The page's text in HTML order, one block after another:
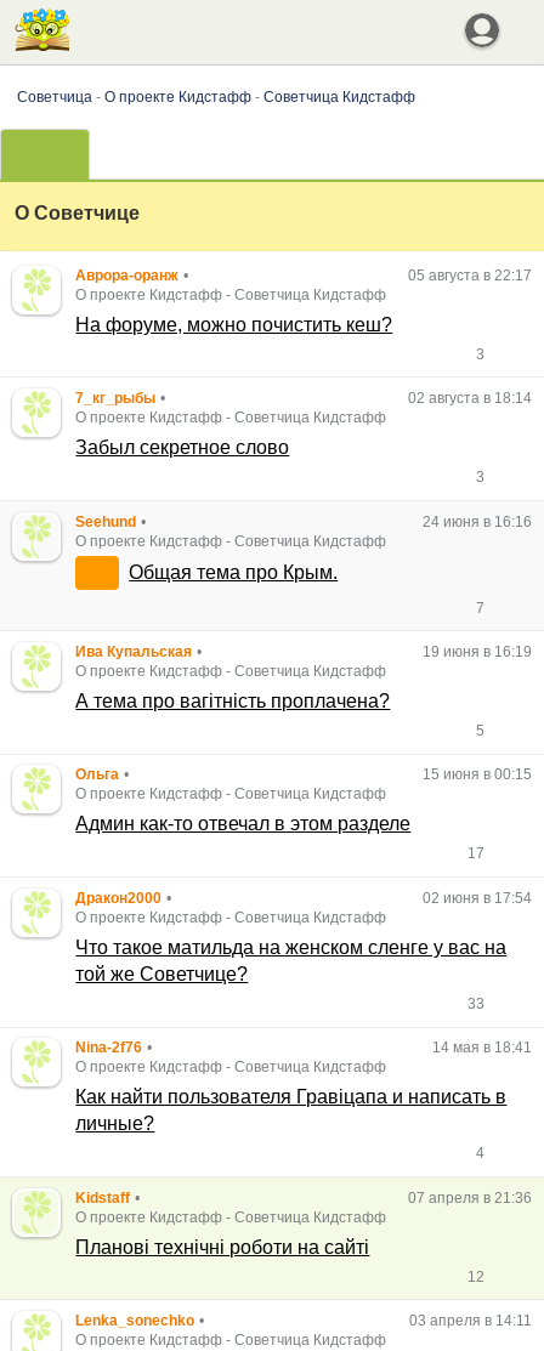
Советчица- О проекте Кидстафф- Советчица Кидстафф
О Советчице
Аврора-оранж •
05 августа в 22:17
О проекте Кидстафф -Советчица Кидстафф
На форуме, можно почистить кеш?
3
7_кг_рыбы •
02 августа в 18:14
О проекте Кидстафф -Советчица Кидстафф
Забыл секретное слово
3
Seehund •
24 июня в 16:16
О проекте Кидстафф -Советчица Кидстафф
Общая тема про Крым.
7
Ива Купальская •
19 июня в 16:19
О проекте Кидстафф -Советчица Кидстафф
А тема про вагітність проплачена?
5
Ольга •
15 июня в 00:15
О проекте Кидстафф -Советчица Кидстафф
Админ как-то отвечал в этом разделе
17
Дракон2000 •
02 июня в 17:54
О проекте Кидстафф -Советчица Кидстафф
Что такое матильда на женском сленге у вас на
той же Советчице?
33
Nina-2f76 •
14 мая в 18:41
О проекте Кидстафф -Советчица Кидстафф
Как найти пользователя Гравіцапа и написать в
личные?
4
Kidstaff •
07 апреля в 21:36
О проекте Кидстафф -Советчица Кидстафф
Планові технічні роботи на сайті
12
Lenka_sonechko •
03 апреля в 14:11
О проекте Кидстафф -Советчица Кидстафф